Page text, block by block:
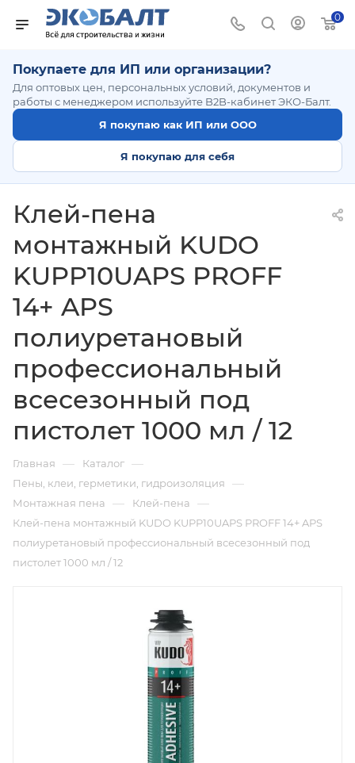
0
Покупаете для ИП или организации?
Для оптовых цен, персональных условий, документов и
работы с менеджером используйте B2B-кабинет ЭКО-Балт.
Я покупаю как ИП или ООО
Я покупаю для себя
Клей-пена
монтажный KUDO
KUPP10UAPS PROFF
14+ APS
полиуретановый
профессиональный
всесезонный под
пистолет 1000 мл / 12
Главная — Каталог —
Пены, клеи, герметики, гидроизоляция —
Монтажная пена — Клей-пена —
Клей-пена монтажный KUDO KUPP10UAPS PROFF 14+ APS
полиуретановый профессиональный всесезонный под
пистолет 1000 мл / 12